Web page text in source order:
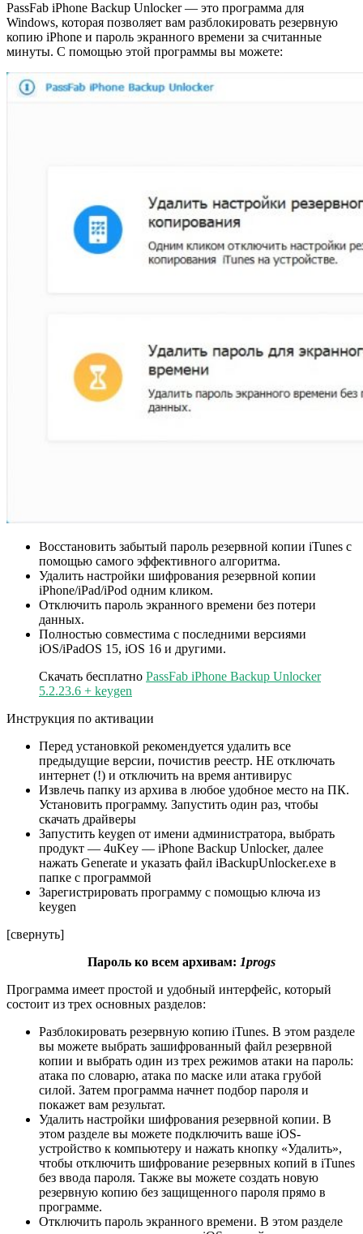
PassFab iPhone Backup Unlocker — это программа для
Windows, которая позволяет вам разблокировать резервную
копию iPhone и пароль экранного времени за считанные
минуты. С помощью этой программы вы можете:
Восстановить забытый пароль резервной копии iTunes с
помощью самого эффективного алгоритма.
Удалить настройки шифрования резервной копии
iPhone/iPad/iPod одним кликом.
Отключить пароль экранного времени без потери
данных.
Полностью совместима с последними версиями
iOS/iPadOS 15, iOS 16 и другими.
Скачать бесплатно PassFab iPhone Backup Unlocker
5.2.23.6 + keygen
Инструкция по активации
Перед установкой рекомендуется удалить все
предыдущие версии, почистив реестр. НЕ отключать
интернет (!) и отключить на время антивирус
Извлечь папку из архива в любое удобное место на ПК.
Установить программу. Запустить один раз, чтобы
скачать драйверы
Запустить keygen от имени администратора, выбрать
продукт — 4uKey — iPhone Backup Unlocker, далее
нажать Generate и указать файл iBackupUnlocker.exe в
папке с программой
Зарегистрировать программу с помощью ключа из
keygen
[свернуть]
Пароль ко всем архивам: 1progs
Программа имеет простой и удобный интерфейс, который
состоит из трех основных разделов:
Разблокировать резервную копию iTunes. В этом разделе
вы можете выбрать зашифрованный файл резервной
копии и выбрать один из трех режимов атаки на пароль:
атака по словарю, атака по маске или атака грубой
силой. Затем программа начнет подбор пароля и
покажет вам результат.
Удалить настройки шифрования резервной копии. В
этом разделе вы можете подключить ваше iOS-
устройство к компьютеру и нажать кнопку «Удалить»,
чтобы отключить шифрование резервных копий в iTunes
без ввода пароля. Также вы можете создать новую
резервную копию без защищенного пароля прямо в
программе.
Отключить пароль экранного времени. В этом разделе